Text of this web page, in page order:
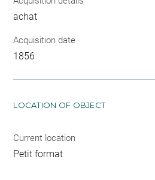
achat
Acquisition date
1856
LOCATION OF OBJECT
Current location
Petit format